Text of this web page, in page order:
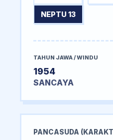
NEPTU 13
TAHUN JAWA / WINDU
1954
SANCAYA
PANCASUDA